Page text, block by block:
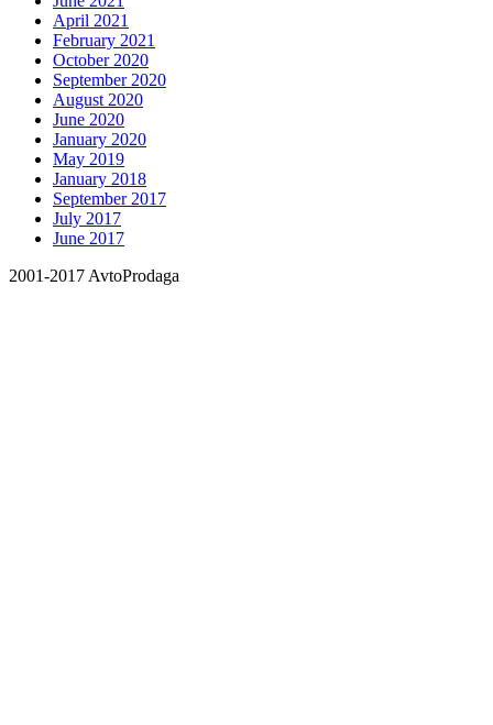
April 2021
February 2021
October 2020
September 2020
August 2020
June 2020
January 2020
May 2019
January 2018
September 2017
July 2017
June 2017
2001-2017 AvtoProdaga